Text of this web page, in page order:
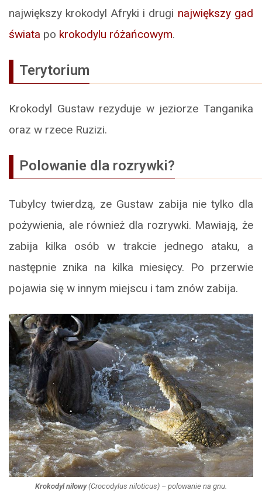
największy krokodyl Afryki i drugi największy gad
świata po krokodylu różańcowym.
Terytorium
Krokodyl Gustaw rezyduje w jeziorze Tanganika
oraz w rzece Ruzizi.
Polowanie dla rozrywki?
Tubylcy twierdzą, ze Gustaw zabija nie tylko dla
pożywienia, ale również dla rozrywki. Mawiają, że
zabija kilka osób w trakcie jednego ataku, a
następnie znika na kilka miesięcy. Po przerwie
pojawia się w innym miejscu i tam znów zabija.
Krokodyl nilowy(Crocodylus niloticus) – polowanie na gnu.